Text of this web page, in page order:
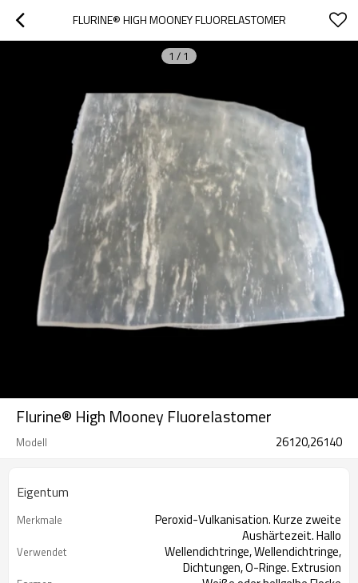
FLURINE® HIGH MOONEY FLUORELASTOMER
1 / 1
Flurine® High Mooney Fluorelastomer
Modell 26120,26140
Eigentum
Merkmale
Peroxid-Vulkanisation. Kurze zweite
Aushärtezeit. Hallo
Verwendet
Wellendichtringe, Wellendichtringe,
Dichtungen, O-Ringe. Extrusion